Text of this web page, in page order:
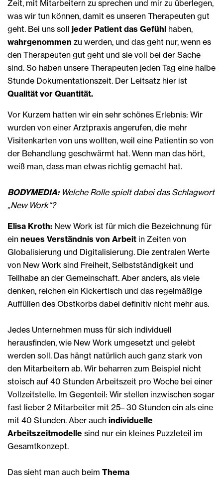
Zeit, mit Mitarbeitern zu sprechen und mir zu überlegen,
was wir tun können, damit es unseren Therapeuten gut
geht. Bei uns soll jeder Patient das Gefühl haben,
wahrgenommen zu werden, und das geht nur, wenn es
den Therapeuten gut geht und sie voll bei der Sache
sind. So haben unsere Therapeuten jeden Tag eine halbe
Stunde Dokumentationszeit. Der Leitsatz hier ist
Qualität vor Quantität.
Vor Kurzem hatten wir ein sehr schönes Erlebnis: Wir
wurden von einer Arztpraxis angerufen, die mehr
Visitenkarten von uns wollten, weil eine Patientin so von
der Behandlung geschwärmt hat. Wenn man das hört,
weiß man, dass man etwas richtig gemacht hat.
BODYMEDIA: Welche Rolle spielt dabei das Schlagwort
„New Work“?
Elisa Kroth: New Work ist für mich die Bezeichnung für
ein neues Verständnis von Arbeit in Zeiten von
Globalisierung und Digitalisierung. Die zentralen Werte
von New Work sind Freiheit, Selbstständigkeit und
Teilhabe an der Gemeinschaft. Aber anders, als viele
denken, reichen ein Kickertisch und das regelmäßige
Auffüllen des Obstkorbs dabei definitiv nicht mehr aus.
Jedes Unternehmen muss für sich individuell
herausfinden, wie New Work umgesetzt und gelebt
werden soll. Das hängt natürlich auch ganz stark von
den Mitarbeitern ab. Wir beharren zum Beispiel nicht
stoisch auf 40 Stunden Arbeitszeit pro Woche bei einer
Vollzeitstelle. Im Gegenteil: Wir stellen inzwischen sogar
fast lieber 2 Mitarbeiter mit 25– 30 Stunden ein als eine
mit 40 Stunden. Aber auch individuelle
Arbeitszeitmodelle sind nur ein kleines Puzzleteil im
Gesamtkonzept.
Das sieht man auch beim Thema